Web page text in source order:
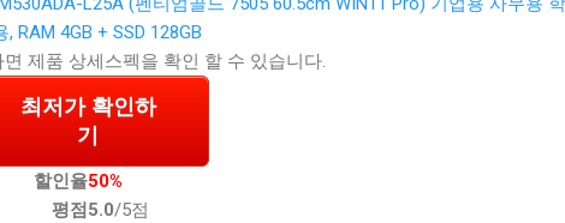
면 제품 상세스펙을 확인 할 수 있습니다.
최저가 확인하
기
할인율50%
평점 5.0/5점